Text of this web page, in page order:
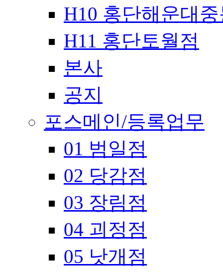
H10 홍단해운대
H11 홍단토월점
본사
공지
포스메인/등록업무
01 범일점
02 당감점
03 장림점
04 괴정점
05 낫개점